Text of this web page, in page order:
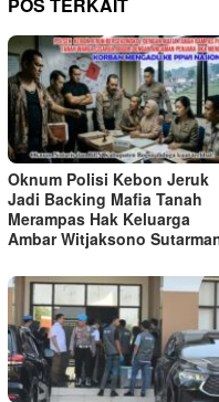
Oknum Polisi Kebon Jeruk
Jadi Backing Mafia Tanah
Merampas Hak Keluarga
Ambar Witjaksono